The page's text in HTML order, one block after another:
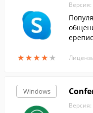
★★★★★
★★★★★
и.
Windows